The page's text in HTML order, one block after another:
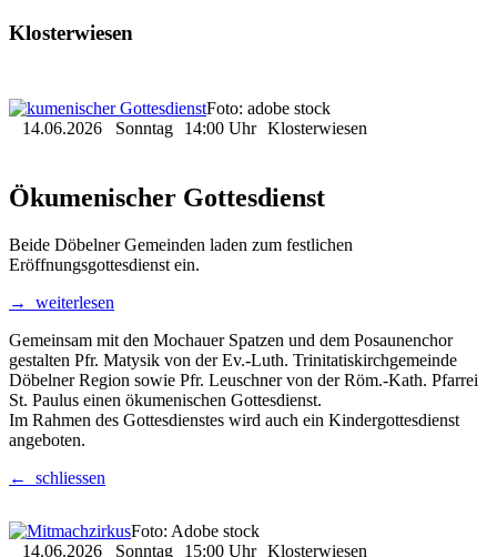
Klosterwiesen
Foto: adobe stock
14.06.2026
Sonntag 14:00 Uhr Klosterwiesen
Ökumenischer Gottesdienst
Beide Döbelner Gemeinden laden zum festlichen
Eröffnungsgottesdienst ein.
→ weiterlesen
Gemeinsam mit den Mochauer Spatzen und dem Posaunenchor
gestalten Pfr. Matysik von der Ev.-Luth. Trinitatiskirchgemeinde
Döbelner Region sowie Pfr. Leuschner von der Röm.-Kath. Pfarrei
St. Paulus einen ökumenischen Gottesdienst.
Im Rahmen des Gottesdienstes wird auch ein Kindergottesdienst
angeboten.
← schliessen
Foto: Adobe stock
14.06.2026
Sonntag 15:00 Uhr Klosterwiesen